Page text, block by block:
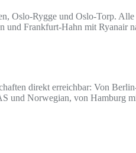
Oslo-Rygge und Oslo-Torp.
und Frankfurt-Hahn mit Ryanair
direkt erreichbar: Von
und Norwegian, von